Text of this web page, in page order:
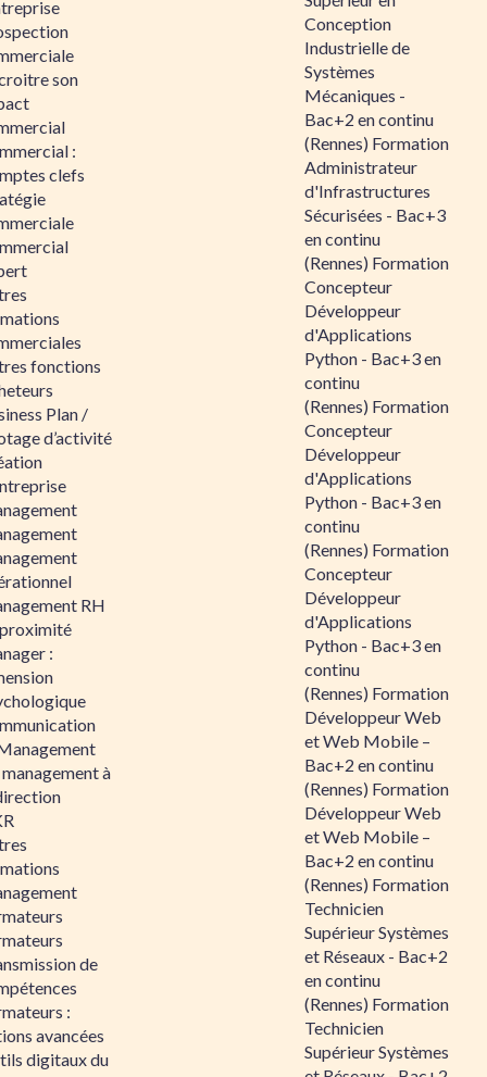
son
:
clefs
fonctions
Plan /
d’activité
RH
:
à
de
:
avancées
digitaux du
Conception
Industrielle de
Systèmes
Mécaniques -
Bac+2 en continu
(Rennes) Formation
Administrateur
d'Infrastructures
Sécurisées - Bac+3
en continu
(Rennes) Formation
Concepteur
Développeur
d'Applications
Python - Bac+3 en
continu
(Rennes) Formation
Concepteur
Développeur
d'Applications
Python - Bac+3 en
continu
(Rennes) Formation
Concepteur
Développeur
d'Applications
Python - Bac+3 en
continu
(Rennes) Formation
Développeur Web
et Web Mobile –
Bac+2 en continu
(Rennes) Formation
Développeur Web
et Web Mobile –
Bac+2 en continu
(Rennes) Formation
Technicien
Supérieur Systèmes
et Réseaux - Bac+2
en continu
(Rennes) Formation
Technicien
Supérieur Systèmes